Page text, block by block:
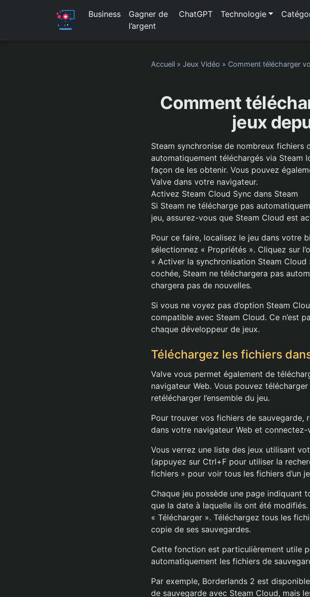
Business
Gagner de
l’argent
ChatGPT Technologie
Accueil » Jeux Vidéo » Comment télécharger
Comment
jeux
Steam synchronise de nombreux fichiers
automatiquement téléchargés via Steam
façon de les obtenir. Vous pouvez
Valve dans votre navigateur.
Activez Steam Cloud Sync dans Steam
Si Steam ne télécharge pas
jeu, assurez-vous que Steam Cloud est
Pour ce faire, localisez le jeu dans votre
sélectionnez « Propriétés ». Cliquez sur
« Activer la synchronisation Steam
cochée, Steam ne téléchargera pas
chargera pas de nouvelles.
Si vous ne voyez pas d’option Steam
compatible avec Steam Cloud. Ce n’est
chaque développeur de jeux.
Téléchargez les fichiers
Valve vous permet également de
navigateur Web. Vous pouvez
retélécharger l’ensemble du jeu.
Pour trouver vos fichiers de sauvegarde,
dans votre navigateur Web et
Vous verrez une liste des jeux utilisant
(appuyez sur Ctrl+F pour utiliser la
fichiers » pour voir tous les fichiers d’un
Chaque jeu possède une page indiquant
que la date à laquelle ils ont été
« Télécharger ». Téléchargez tous les
copie de ses sauvegardes.
Cette fonction est particulièrement utile
automatiquement les fichiers de
Par exemple, Borderlands 2 est
de sauvegarde avec Steam Cloud, mais